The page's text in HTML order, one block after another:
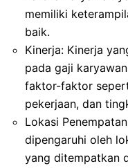
memiliki
baik.
Kinerja: Kinerja
pada gaji
faktor-faktor
pekerjaan, dan
Lokasi
dipengaruhi oleh
yang ditempatkan